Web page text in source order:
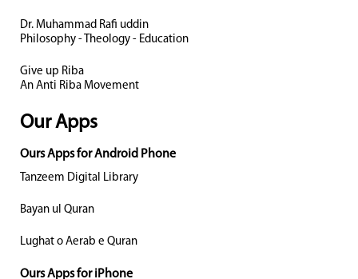
Dr. Muhammad Rafi uddin
Philosophy - Theology - Education
Give up Riba
An Anti Riba Movement
Our Apps
Ours Apps for Android Phone
Tanzeem Digital Library
Bayan ul Quran
Lughat o Aerab e Quran
Ours Apps for iPhone